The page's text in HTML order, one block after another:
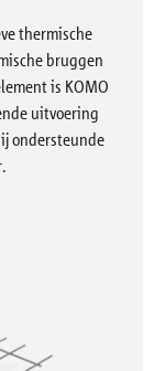
thermische
bruggen
is KOMO
uitvoering
ondersteunde